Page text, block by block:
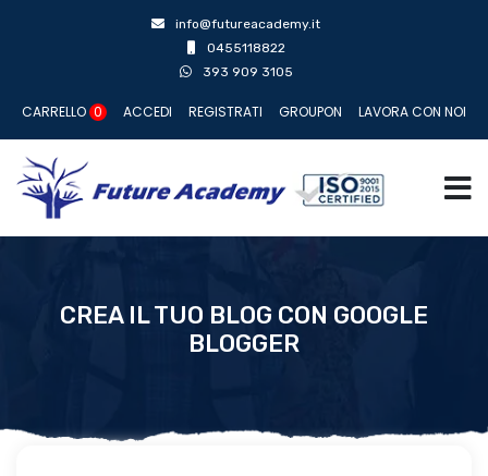
info@futureacademy.it
0455118822
393 909 3105
CARRELLO 0 ACCEDI REGISTRATI GROUPON LAVORA CON NOI
CREA IL TUO BLOG CON GOOGLE
BLOGGER